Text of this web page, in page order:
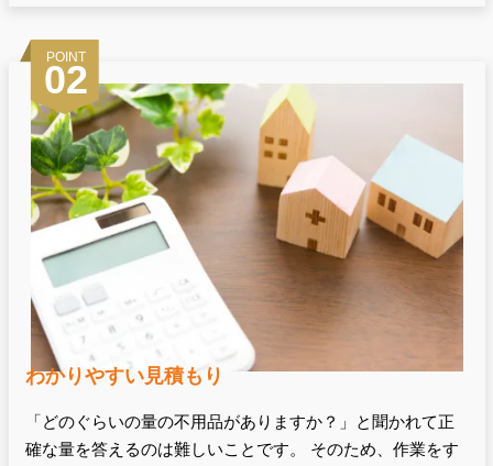
POINT
02
わかりやすい見積もり
「どのぐらいの量の不用品がありますか？」と聞かれて正
確な量を答えるのは難しいことです。 そのため、作業をす